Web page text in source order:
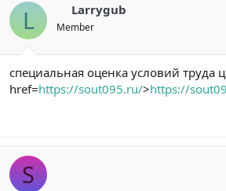
L Larrygub
Member
специальная оценка условий труда
href=https://sout095.ru/>https://
S